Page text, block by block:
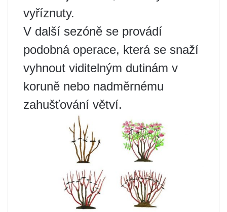
vyříznuty.
V další sezóně se provádí
podobná operace, která se snaží
vyhnout viditelným dutinám v
koruně nebo nadměrnému
zahušťování větví.